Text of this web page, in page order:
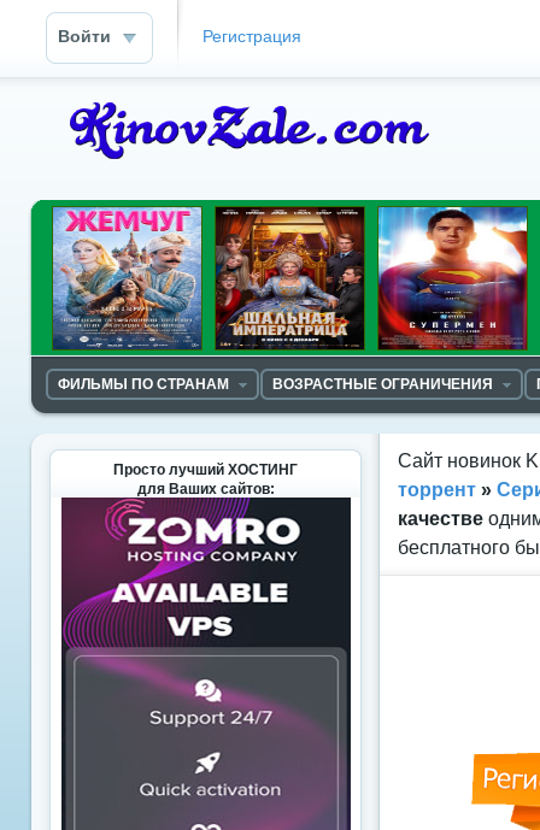
Войти Регистрация
ФИЛЬМЫ ПО СТРАНАМ ВОЗРАСТНЫЕ ОГРАНИЧЕНИЯ
Сайт новинок
торрент »
качестве
бесплатного
Просто лучший ХОСТИНГ
для Ваших сайтов: